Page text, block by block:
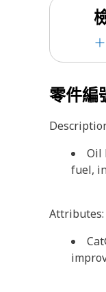
零件編
Oil
fuel,
Attributes: